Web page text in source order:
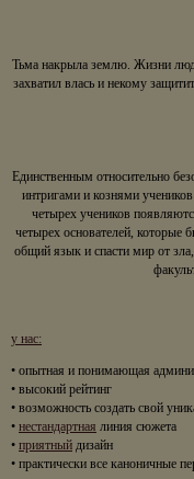
Тьма накрыла землю. Жизни
захватил влась и некому
Единственным относительно
интригами и кознями
четырех учеников
четырех основателей, которые
общий язык и спасти мир от
у нас:
• опытная и понимающая
• высокий рейтинг
• возможность создать свой
•нестандартная линия сюжета
•приятный дизайн
• практически все каноничные